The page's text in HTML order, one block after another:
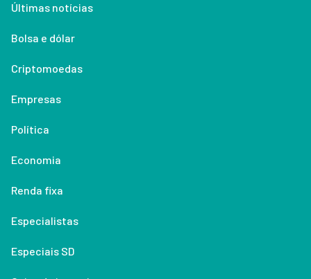
Últimas notícias
Bolsa e dólar
Criptomoedas
Empresas
Política
Economia
Renda fixa
Especialistas
Especiais SD